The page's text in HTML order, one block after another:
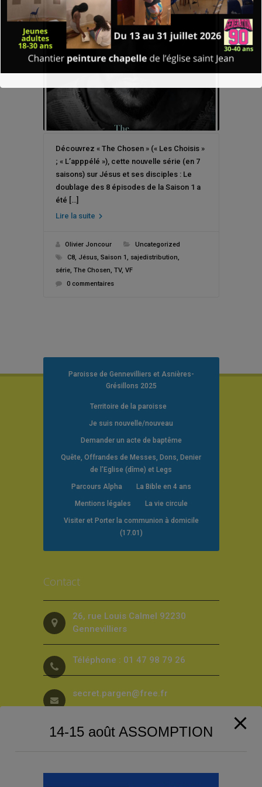
Découvrez « The Chosen » (« Les Choisis »
; « L’apppélé »), cette nouvelle série (en 7
saisons) sur Jésus et ses disciples : Le
doublage des 8 épisodes de la Saison 1 a
été […]
Lire la suite
Olivier Joncour
Uncategorized
C8, Jésus, Saison 1, sajedistribution,
série, The Chosen, TV, VF
0 commentaires
Paroisse de Gennevilliers et Asnières-
Grésillons 2025
Territoire de la paroisse
Je suis nouvelle/nouveau
Demander un acte de baptême
Quête, Offrandes de Messes, Dons, Denier
de l’Eglise (dîme) et Legs
Parcours Alpha La Bible en 4 ans
Mentions légales La vie circule
Visiter et Porter la communion à domicile
(17.01)
Contact
26, rue Louis Calmel 92230
Gennevilliers
Téléphone : 01 47 98 79 26
secret.pargen@free.fr
14-15 août ASSOMPTION